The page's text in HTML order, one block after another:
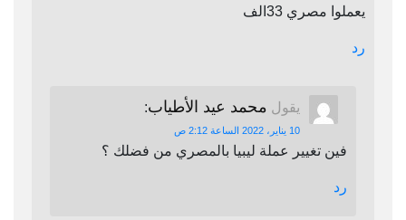
يعملوا مصري 33الف
رد
يقول محمد عيد الأطياب:
10 يناير، 2022 الساعة 2:12 ص
فين تغيير عملة ليبيا بالمصري من فضلك ؟
رد